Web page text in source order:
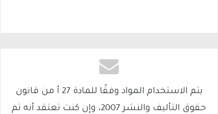
يتم الاستخدام المواد وفقًا للمادة 27 أ من قانون
حقوق التأليف والنشر 2007، وإن كنت تعتقد أنه تم